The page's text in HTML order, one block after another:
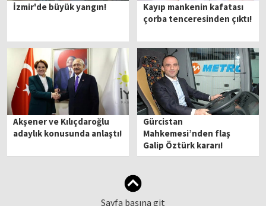
İzmir'de büyük yangın!
Kayıp mankenin kafatası
çorba tenceresinden çıktı!
Akşener ve Kılıçdaroğlu
adaylık konusunda anlaştı!
Gürcistan
Mahkemesi’nden flaş
Galip Öztürk kararı!
Sayfa başına git